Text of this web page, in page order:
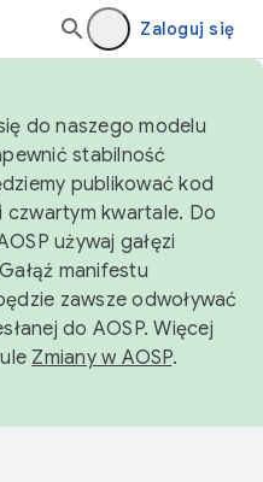
Zaloguj się
do naszego modelu
stabilność
publikować kod
czwartym kwartale. Do
używaj gałęzi
manifestu
zawsze odwoływać
do AOSP. Więcej
Zmiany w AOSP.